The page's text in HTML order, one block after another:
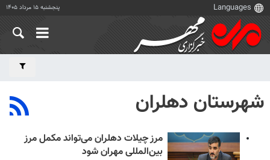
پنجشنبه ۱۵ مرداد ۱۴۰۵
شهرستان دهلران
مرز چیلات دهلران می‌تواند مکمل مرز
بین‌المللی مهران شود